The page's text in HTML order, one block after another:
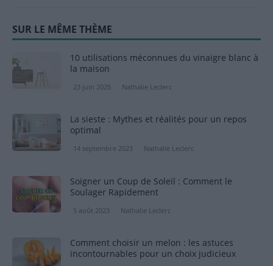
SUR LE MÊME THÈME
10 utilisations méconnues du vinaigre blanc à
la maison
23 juin 2025 Nathalie Leclerc
La sieste : Mythes et réalités pour un repos
optimal
14 septembre 2023 Nathalie Leclerc
Soigner un Coup de Soleil : Comment le
Soulager Rapidement
5 août 2023 Nathalie Leclerc
Comment choisir un melon : les astuces
incontournables pour un choix judicieux